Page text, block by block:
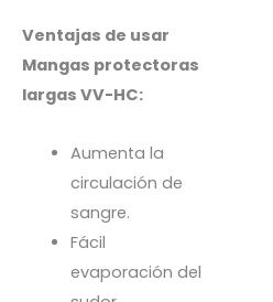
Ventajas de usar
Mangas protectoras
largas VV-HC:
Aumenta la
circulación de
sangre.
Fácil
evaporación del